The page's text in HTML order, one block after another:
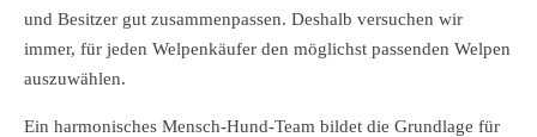
und Besitzer gut zusammenpassen. Deshalb versuchen wir
immer, für jeden Welpenkäufer den möglichst passenden Welpen
auszuwählen.
Ein harmonisches Mensch-Hund-Team bildet die Grundlage für